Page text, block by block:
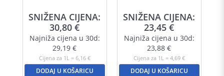
SNIŽENA CIJENA:
30,80€
Najniža cijena u 30d:
29,19€
Cijena za 1L = 6,16 €
DODAJ U KOŠARICU
SNIŽENA CIJENA:
23,45€
Najniža cijena u 30d:
23,88€
Cijena za 1L = 4,69 €
DODAJ U KOŠARICU